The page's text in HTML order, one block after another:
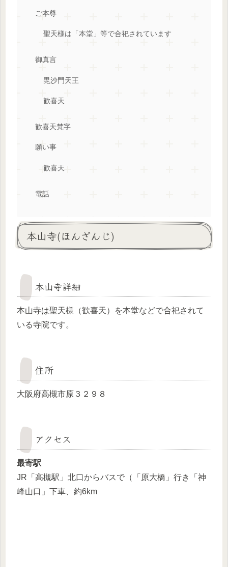
ご本尊
聖天様は「本堂」等で合祀されています
御真言
毘沙門天王
歓喜天
歓喜天梵字
願い事
歓喜天
電話
本山寺(ほんざんじ)
本山寺詳細
本山寺は聖天様（歓喜天）を本堂などで合祀されて
いる寺院です。
住所
大阪府高槻市原３２９８
アクセス
最寄駅
JR「高槻駅」北口からバスで（「原大橋」行き「神
峰山口」下車、約6km